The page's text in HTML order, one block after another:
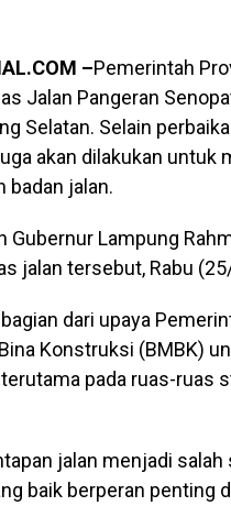
–Pemerintah
Jalan Pangeran
Selatan. Selain
akan dilakukan untuk
badan jalan.
Lampung
jalan tersebut, Rabu
dari upaya
Konstruksi (BMBK)
pada ruas-ruas
jalan menjadi
baik berperan penting